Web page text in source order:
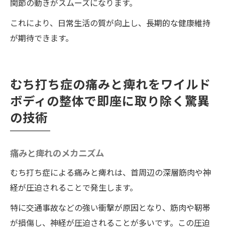
関節の動きがスムーズになります。
これにより、日常生活の質が向上し、長期的な健康維持
が期待できます。
むち打ち症の痛みと痺れをワイルド
ボディの整体で即座に取り除く驚異
の技術
痛みと痺れのメカニズム
むち打ち症による痛みと痺れは、首周辺の深層筋肉や神
経が圧迫されることで発生します。
特に交通事故などの強い衝撃が原因となり、筋肉や靭帯
が損傷し、神経が圧迫されることが多いです。この圧迫